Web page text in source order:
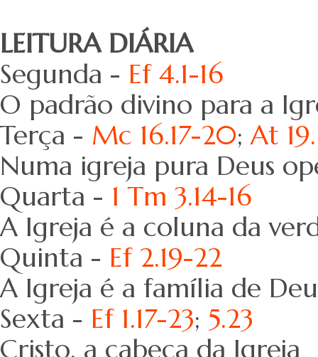
LEITURA DIÁRIA
Segunda - Ef 4.1-16
O padrão divino para a
Terça - Mc 16.17-20;At
Numa igreja pura Deus
Quarta - 1 Tm 3.14-16
A Igreja é a coluna da
Quinta - Ef 2.19-22
A Igreja é a família de
Sexta - Ef 1.17-23; 5.23
Cristo, a cabeça da Igreja